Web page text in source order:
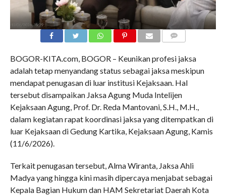
BOGOR-KITA.com, BOGOR – Keunikan profesi jaksa
adalah tetap menyandang status sebagai jaksa meskipun
mendapat penugasan di luar institusi Kejaksaan. Hal
tersebut disampaikan Jaksa Agung Muda Intelijen
Kejaksaan Agung, Prof. Dr. Reda Mantovani, S.H., M.H.,
dalam kegiatan rapat koordinasi jaksa yang ditempatkan di
luar Kejaksaan di Gedung Kartika, Kejaksaan Agung, Kamis
(11/6/2026).
Terkait penugasan tersebut, Alma Wiranta, Jaksa Ahli
Madya yang hingga kini masih dipercaya menjabat sebagai
Kepala Bagian Hukum dan HAM Sekretariat Daerah Kota